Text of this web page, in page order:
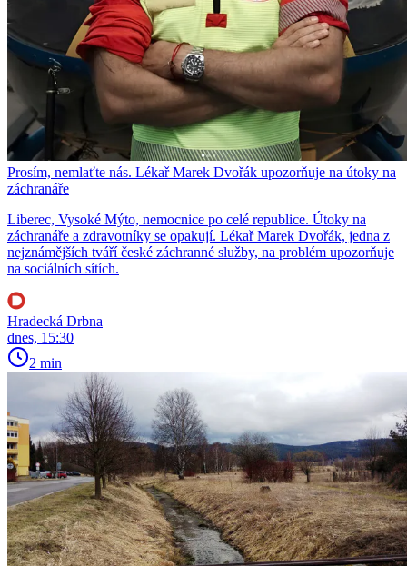
Prosím, nemlaťte nás. Lékař Marek Dvořák upozorňuje na útoky na
záchranáře
Liberec, Vysoké Mýto, nemocnice po celé republice. Útoky na
záchranáře a zdravotníky se opakují. Lékař Marek Dvořák, jedna z
nejznámějších tváří české záchranné služby, na problém upozorňuje
na sociálních sítích.
Hradecká Drbna
dnes, 15:30
2 min